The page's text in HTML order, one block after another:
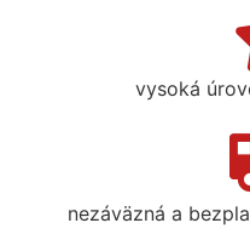
vysoká
nezáväzná a